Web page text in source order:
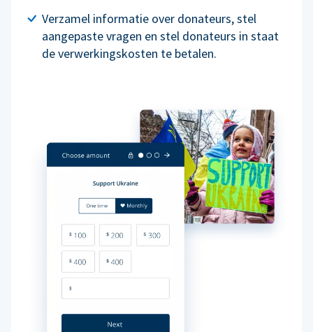
Verzamel informatie over donateurs, stel
aangepaste vragen en stel donateurs in staat
de verwerkingskosten te betalen.